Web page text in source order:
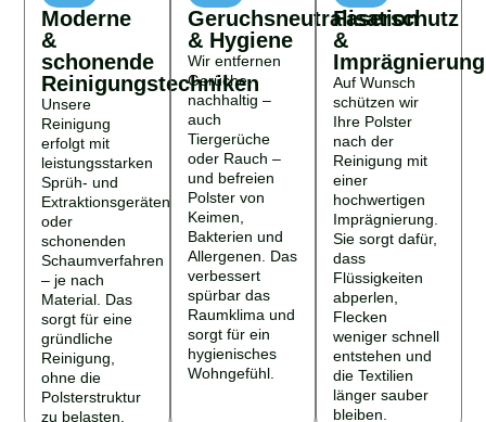
Moderne
&
schonende
Reinigungstechniken
Unsere
Reinigung
erfolgt mit
leistungsstarken
Sprüh- und
Extraktionsgeräten
oder
schonenden
Schaumverfahren
– je nach
Material. Das
sorgt für eine
gründliche
Reinigung,
ohne die
Polsterstruktur
zu belasten.
Geruchsneutralisation
& Hygiene
Wir entfernen
Gerüche
nachhaltig –
auch
Tiergerüche
oder Rauch –
und befreien
Polster von
Keimen,
Bakterien und
Allergenen. Das
verbessert
spürbar das
Raumklima und
sorgt für ein
hygienisches
Wohngefühl.
Faserschutz
&
Imprägnierung
Auf Wunsch
schützen wir
Ihre Polster
nach der
Reinigung mit
einer
hochwertigen
Imprägnierung.
Sie sorgt dafür,
dass
Flüssigkeiten
abperlen,
Flecken
weniger schnell
entstehen und
die Textilien
länger sauber
bleiben.